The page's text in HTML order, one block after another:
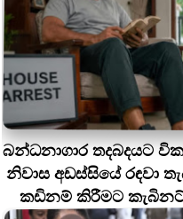
බන්ධනාගාර තදබදයට
නිවාස අඩස්සියේ රඳවා
කඩිනම් කිරීමට